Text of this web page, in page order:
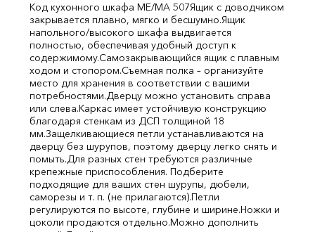
Код кухонного шкафа ME/MA 507Ящик с доводчиком
закрывается плавно, мягко и бесшумно.Ящик
напольного/высокого шкафа выдвигается
полностью, обеспечивая удобный доступ к
содержимому.Cамозакрывающийся ящик с плавным
ходом и стопором.Съемная полка – организуйте
место для хранения в соответствии с вашими
потребностями.Дверцу можно установить справа
или слева.Каркас имеет устойчивую конструкцию
благодаря стенкам из ДСП толщиной 18
мм.Защелкивающиеся петли устанавливаются на
дверцу без шурупов, поэтому дверцу легко снять и
помыть.Для разных стен требуются различные
крепежные приспособления. Подберите
подходящие для ваших стен шурупы, дюбели,
саморезы и т. п. (не прилагаются).Петли
регулируются по высоте, глубине и ширине.Ножки и
цоколи продаются отдельно.Можно дополнить